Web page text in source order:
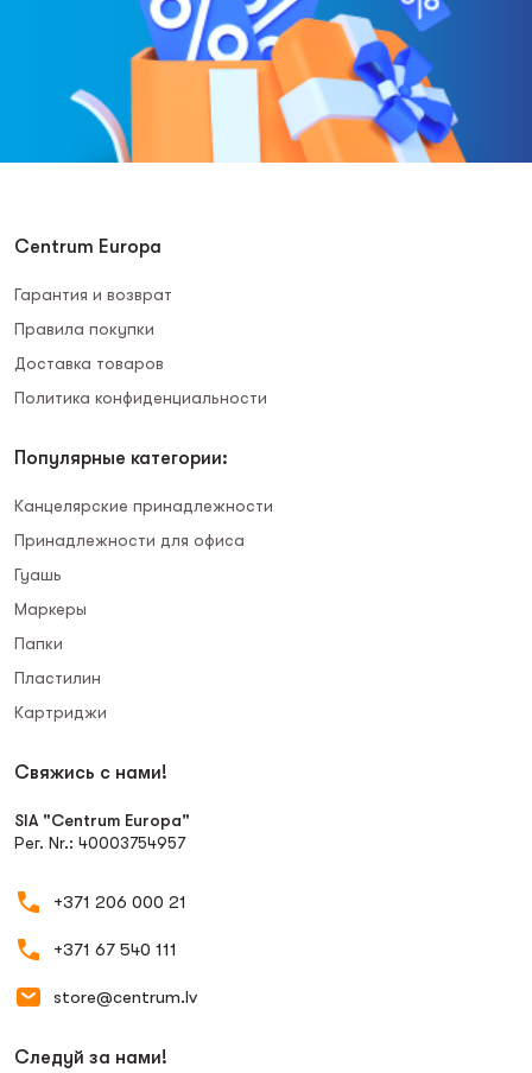
Centrum Europa
Гарантия и возврат
Правила покупки
Доставка товаров
Политика конфиденциальности
Популярные категории:
Канцелярские принадлежности
Принадлежности для офиса
Гуашь
Маркеры
Папки
Пластилин
Картриджи
Свяжись с нами!
SIA "Centrum Europa"
Рег. Nr.: 40003754957
+371 206 000 21
+371 67 540 111
store@centrum.lv
Следуй за нами!